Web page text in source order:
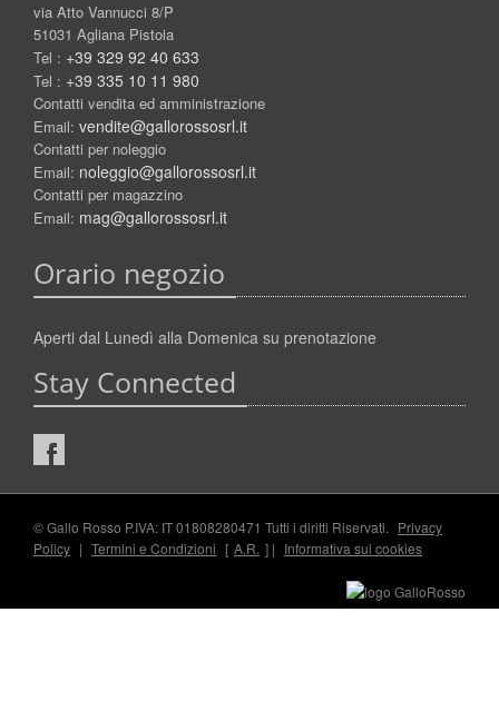
via Atto Vannucci 8/P
51031 Agliana Pistoia
Tel : +39 329 92 40 633
Tel : +39 335 10 11 980
Contatti vendita ed amministrazione
Email: vendite@gallorossosrl.it
Contatti per noleggio
Email: noleggio@gallorossosrl.it
Contatti per magazzino
Email: mag@gallorossosrl.it
Orario negozio
Aperti dal Lunedì alla Domenica su prenotazione
Stay Connected
© Gallo Rosso P.IVA: IT 01808280471 Tutti i diritti Riservati. Privacy
Policy | Termini e Condizioni [ A.R. ] | Informativa sui cookies